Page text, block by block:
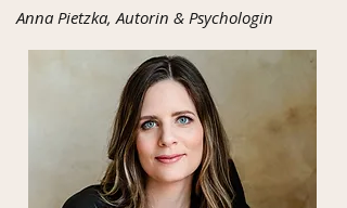
Anna Pietzka, Autorin & Psychologin